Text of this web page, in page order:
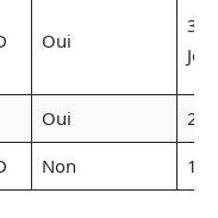
Oui
30
Oui
2
Non 1